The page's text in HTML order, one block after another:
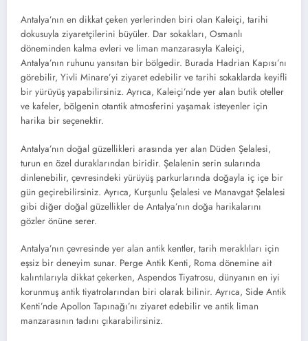
Antalya’nın en dikkat çeken yerlerinden biri olan Kaleiçi, tarihi
dokusuyla ziyaretçilerini büyüler. Dar sokakları, Osmanlı
döneminden kalma evleri ve liman manzarasıyla Kaleiçi,
Antalya’nın ruhunu yansıtan bir bölgedir. Burada Hadrian Kapısı’nı
görebilir, Yivli Minare’yi ziyaret edebilir ve tarihi sokaklarda keyifli
bir yürüyüş yapabilirsiniz. Ayrıca, Kaleiçi’nde yer alan butik oteller
ve kafeler, bölgenin otantik atmosferini yaşamak isteyenler için
harika bir seçenektir.
Antalya’nın doğal güzellikleri arasında yer alan Düden Şelalesi,
turun en özel duraklarından biridir. Şelalenin serin sularında
dinlenebilir, çevresindeki yürüyüş parkurlarında doğayla iç içe bir
gün geçirebilirsiniz. Ayrıca, Kurşunlu Şelalesi ve Manavgat Şelalesi
gibi diğer doğal güzellikler de Antalya’nın doğa harikalarını
gözler önüne serer.
Antalya’nın çevresinde yer alan antik kentler, tarih meraklıları için
eşsiz bir deneyim sunar. Perge Antik Kenti, Roma dönemine ait
kalıntılarıyla dikkat çekerken, Aspendos Tiyatrosu, dünyanın en iyi
korunmuş antik tiyatrolarından biri olarak bilinir. Ayrıca, Side Antik
Kenti’nde Apollon Tapınağı’nı ziyaret edebilir ve antik liman
manzarasının tadını çıkarabilirsiniz.